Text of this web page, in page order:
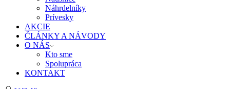
Náhrdelníky
Prívesky
AKCIE
ČLÁNKY A NÁVODY
O NÁS
Kto sme
Spolupráca
KONTAKT